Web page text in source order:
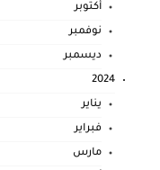
أكتوبر
نوفمبر
ديسمبر
2024
يناير
فبراير
مارس